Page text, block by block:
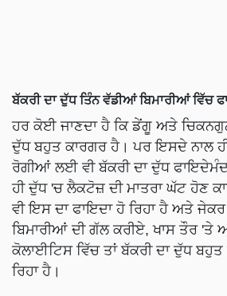
ਬੱਕਰੀ ਦਾ ਦੁੱਧ ਤਿੰਨ ਵੱਡੀਆਂ ਬਿਮਾਰੀਆਂ ਵਿੱਚ
ਹਰ ਕੋਈ ਜਾਣਦਾ ਹੈ ਕਿ ਡੇਂਗੂ ਅਤੇ
ਦੁੱਧ ਬਹੁਤ ਕਾਰਗਰ ਹੈ। ਪਰ ਇਸਦੇ ਨਾਲ
ਰੋਗੀਆਂ ਲਈ ਵੀ ਬੱਕਰੀ ਦਾ ਦੁੱਧ
ਹੀ ਦੁੱਧ 'ਚ ਲੈਕਟੋਜ਼ ਦੀ ਮਾਤਰਾ ਘੱਟ ਹੋਣ
ਵੀ ਇਸ ਦਾ ਫਾਇਦਾ ਹੋ ਰਿਹਾ ਹੈ ਅਤੇ
ਬਿਮਾਰੀਆਂ ਦੀ ਗੱਲ ਕਰੀਏ, ਖਾਸ ਤੌਰ 'ਤੇ
ਕੋਲਾਈਟਿਸ ਵਿੱਚ ਤਾਂ ਬੱਕਰੀ ਦਾ ਦੁੱਧ
ਰਿਹਾ ਹੈ।